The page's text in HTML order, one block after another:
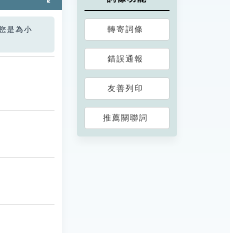
是為小
轉寄詞條
錯誤通報
友善列印
推薦關聯詞